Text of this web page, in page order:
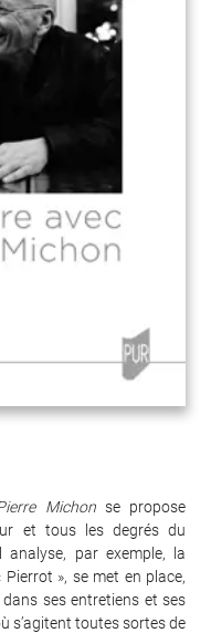
Michonse propose
et tous les degrés du
par exemple, la
», se met en place,
ses entretiens et ses
s’agitent toutes sortes de